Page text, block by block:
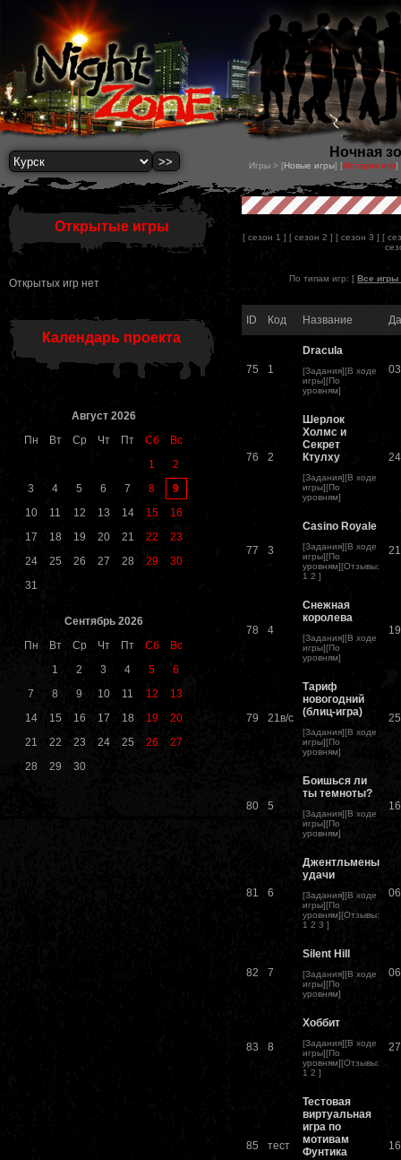
Ночная
Игры > [Новые игры] [История игр]
Открытые игры
Открытых игр нет
Календарь проекта
Август 2026
Пн
Вт Ср Чт Пт Сб
Вс
1
2
3
4 5 6 7 8
9
10
11 12 13 14 15
16
17
18 19 20 21 22
23
24
25 26 27 28 29
30
31
Сентябрь 2026
Пн
Вт Ср Чт Пт Сб
Вс
1
2 3 4 5
6
7
8 9 10 11 12
13
14
15 16 17 18 19
20
21
22 23 24 25 26
27
28
29 30
[ сезон 1 ] [ сезон 2 ] [ сезон 3 ] [
По типам игр: [ Все игры
ID Код Название
75 1
Dracula
[Задания][В ходе
игры][По
уровням]
76 2
Шерлок
Холмс и
Секрет
Ктулху
[Задания][В ходе
игры][По
уровням]
77 3
Casino Royale
[Задания][В ходе
игры][По
уровням][Отзывы:
1 2 ]
78 4
Снежная
королева
[Задания][В ходе
игры][По
уровням]
79 21в/с
Тариф
новогодний
(блиц-игра)
[Задания][В ходе
игры][По
уровням]
80 5
Боишься ли
ты темноты?
[Задания][В ходе
игры][По
уровням]
81 6
Джентльмены
удачи
[Задания][В ходе
игры][По
уровням][Отзывы:
1 2 3 ]
82 7
Silent Hill
[Задания][В ходе
игры][По
уровням]
83 8
Хоббит
[Задания][В ходе
игры][По
уровням][Отзывы:
1 2 ]
85 тест
Тестовая
виртуальная
игра по
мотивам
Фунтика